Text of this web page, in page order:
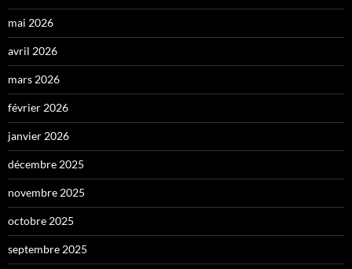
mai 2026
avril 2026
mars 2026
février 2026
janvier 2026
décembre 2025
novembre 2025
octobre 2025
septembre 2025